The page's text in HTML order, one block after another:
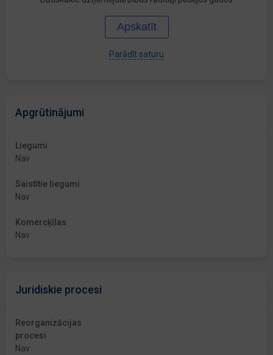
Apskatīt
Parādīt saturu
Apgrūtinājumi
Liegumi
Nav
Saistītie liegumi
Nav
Komercķīlas
Nav
Juridiskie procesi
Reorganizācijas
procesi
Nav